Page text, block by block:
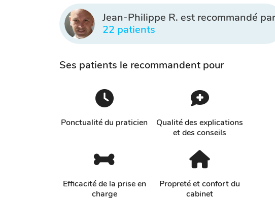
Jean-Philippe R. est recommandé par
22 patients
Ses patients le recommandent pour
Ponctualité du praticien
Qualité des explications
et des conseils
Efficacité de la prise en
charge
Propreté et confort du
cabinet